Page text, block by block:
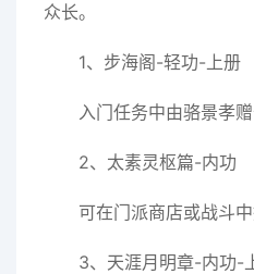
众长。
1、步海阁-轻功-上册
入门任务中由骆景孝
2、太素灵枢篇-内功
可在门派商店或战斗中
3、天涯月明章-内功-